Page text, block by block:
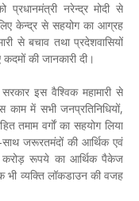
नरेन्द्र मोदी से
केन्द्र से सहयोग का आग्रह
से बचाव तथा प्रदेशवासियों
कदमों की जानकारी दी।
इस वैश्विक महामारी से
में सभी जनप्रतिनिधियों,
तमाम वर्गाें का सहयोग लिया
जरूरतमंदों की आर्थिक एवं
करोड़ रूपये का आर्थिक पैकेज
भी व्यक्ति लॉकडाउन की वजह